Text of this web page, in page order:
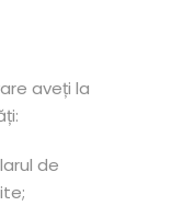
aveți la
de